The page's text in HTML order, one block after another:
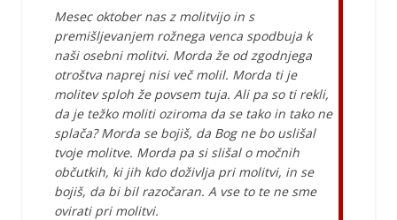
Mesec oktober nas z molitvijo in s
premišljevanjem rožnega venca spodbuja k
naši osebni molitvi. Morda že od zgodnjega
otroštva naprej nisi več molil. Morda ti je
molitev sploh že povsem tuja. Ali pa so ti rekli,
da je težko moliti oziroma da se tako in tako ne
splača? Morda se bojiš, da Bog ne bo uslišal
tvoje molitve. Morda pa si slišal o močnih
občutkih, ki jih kdo doživlja pri molitvi, in se
bojiš, da bi bil razočaran. A vse to te ne sme
ovirati pri molitvi.